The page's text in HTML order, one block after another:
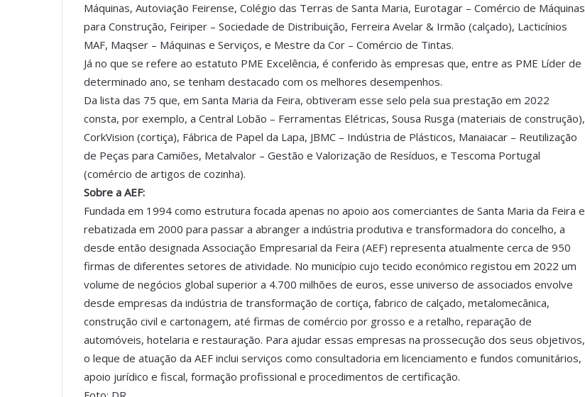
Máquinas, Autoviação Feirense, Colégio das Terras de Santa Maria, Eurotagar – Comércio de Máquinas
para Construção, Feiriper – Sociedade de Distribuição, Ferreira Avelar & Irmão (calçado), Lacticínios
MAF, Maqser – Máquinas e Serviços, e Mestre da Cor – Comércio de Tintas.
Já no que se refere ao estatuto PME Excelência, é conferido às empresas que, entre as PME Líder de
determinado ano, se tenham destacado com os melhores desempenhos.
Da lista das 75 que, em Santa Maria da Feira, obtiveram esse selo pela sua prestação em 2022
consta, por exemplo, a Central Lobão – Ferramentas Elétricas, Sousa Rusga (materiais de construção),
CorkVision (cortiça), Fábrica de Papel da Lapa, JBMC – Indústria de Plásticos, Manaiacar – Reutilização
de Peças para Camiões, Metalvalor – Gestão e Valorização de Resíduos, e Tescoma Portugal
(comércio de artigos de cozinha).
Sobre a AEF:
Fundada em 1994 como estrutura focada apenas no apoio aos comerciantes de Santa Maria da Feira e
rebatizada em 2000 para passar a abranger a indústria produtiva e transformadora do concelho, a
desde então designada Associação Empresarial da Feira (AEF) representa atualmente cerca de 950
firmas de diferentes setores de atividade. No município cujo tecido económico registou em 2022 um
volume de negócios global superior a 4.700 milhões de euros, esse universo de associados envolve
desde empresas da indústria de transformação de cortiça, fabrico de calçado, metalomecânica,
construção civil e cartonagem, até firmas de comércio por grosso e a retalho, reparação de
automóveis, hotelaria e restauração. Para ajudar essas empresas na prossecução dos seus objetivos,
o leque de atuação da AEF inclui serviços como consultadoria em licenciamento e fundos comunitários,
apoio jurídico e fiscal, formação profissional e procedimentos de certificação.